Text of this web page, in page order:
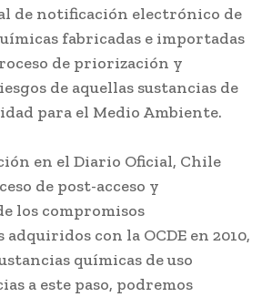
de notificación electrónico de
fabricadas e importadas
de priorización y
de aquellas sustancias de
para el Medio Ambiente.
en el Diario Oficial, Chile
de post-acceso y
los compromisos
con la OCDE en 2010,
químicas de uso
a este paso, podremos